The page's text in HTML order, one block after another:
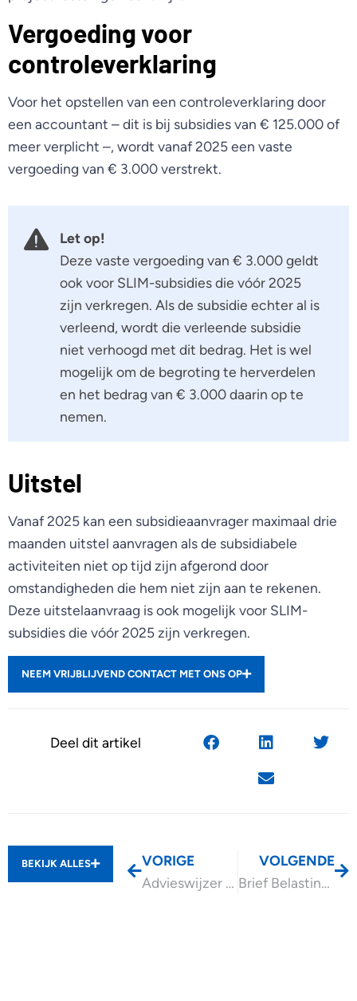
Vergoeding voor
controleverklaring
Voor het opstellen van een controleverklaring door
een accountant – dit is bij subsidies van € 125.000 of
meer verplicht –, wordt vanaf 2025 een vaste
vergoeding van € 3.000 verstrekt.
Let op!
Deze vaste vergoeding van € 3.000 geldt
ook voor SLIM-subsidies die vóór 2025
zijn verkregen. Als de subsidie echter al is
verleend, wordt die verleende subsidie
niet verhoogd met dit bedrag. Het is wel
mogelijk om de begroting te herverdelen
en het bedrag van € 3.000 daarin op te
nemen.
Uitstel
Vanaf 2025 kan een subsidieaanvrager maximaal drie
maanden uitstel aanvragen als de subsidiabele
activiteiten niet op tijd zijn afgerond door
omstandigheden die hem niet zijn aan te rekenen.
Deze uitstelaanvraag is ook mogelijk voor SLIM-
subsidies die vóór 2025 zijn verkregen.
NEEM VRIJBLIJVEND CONTACT MET ONS OP
Deel dit artikel
BEKIJK ALLES
VORIGE
Advieswijzer Bedrijfsoverdracht
VOLGENDE
Brief Belastingdienst voortzettingseis bij schenking onderneming